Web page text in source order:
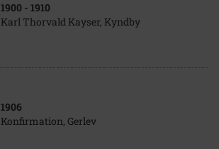
1900 - 1910
Karl Thorvald Kayser, Kyndby
1906
Konfirmation, Gerlev